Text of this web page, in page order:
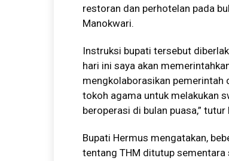
restoran dan perhotelan pada
Manokwari.
Instruksi bupati tersebut
hari ini saya akan
mengkolaborasikan pemerintah
tokoh agama untuk melakukan
beroperasi di bulan puasa,”
Bupati Hermus mengatakan,
tentang THM ditutup sementara